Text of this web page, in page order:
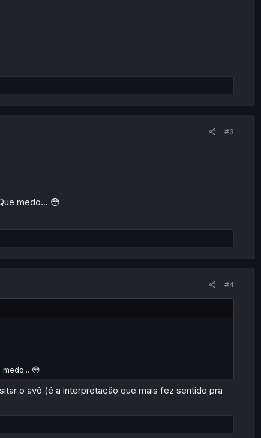
#3
medo... 😳
#4
😳
o avô (é a interpretação que mais fez sentido pra